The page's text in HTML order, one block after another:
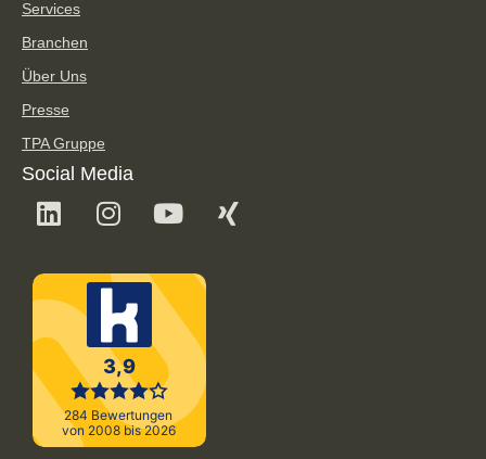
Services
Branchen
Über Uns
Presse
TPA Gruppe
Social Media